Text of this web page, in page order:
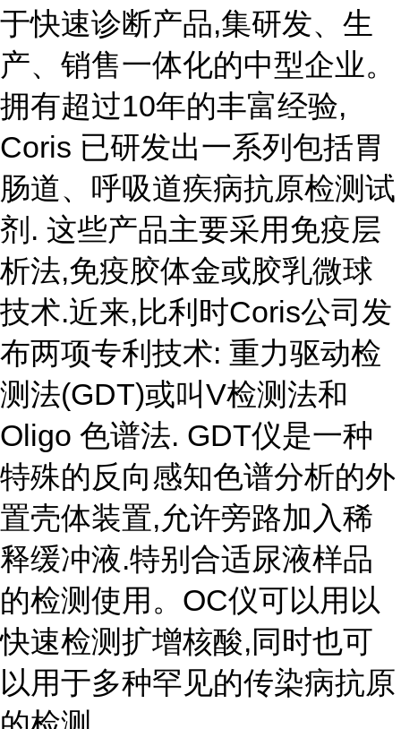
于快速诊断产品,集研发、生
产、销售一体化的中型企业。
拥有超过10年的丰富经验,
Coris 已研发出一系列包括胃
肠道、呼吸道疾病抗原检测试
剂. 这些产品主要采用免疫层
析法,免疫胶体金或胶乳微球
技术.近来,比利时Coris公司发
布两项专利技术: 重力驱动检
测法(GDT)或叫V检测法和
Oligo 色谱法. GDT仪是一种
特殊的反向感知色谱分析的外
置壳体装置,允许旁路加入稀
释缓冲液.特别合适尿液样品
的检测使用。OC仪可以用以
快速检测扩增核酸,同时也可
以用于多种罕见的传染病抗原